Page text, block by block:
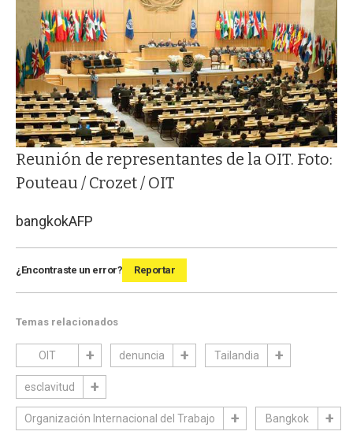
Reunión de representantes de la OIT. Foto:
Pouteau / Crozet / OIT
bangkokAFP
¿Encontraste un error? Reportar
Temas relacionados
OIT denuncia Tailandia
esclavitud
Organización Internacional del Trabajo Bangkok